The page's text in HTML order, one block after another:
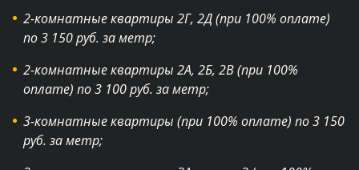
2-комнатные квартиры 2Г, 2Д (при 100% оплате)
по 3 150 руб. за метр;
2-комнатные квартиры 2А, 2Б, 2В (при 100%
оплате) по 3 100 руб. за метр;
3-комнатные квартиры (при 100% оплате) по 3 150
руб. за метр;